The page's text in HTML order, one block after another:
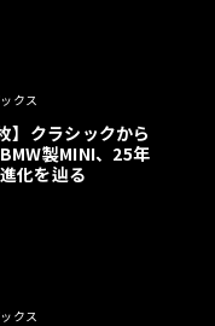
クス
】クラシックから
製MINI、25年
化を辿る
クス